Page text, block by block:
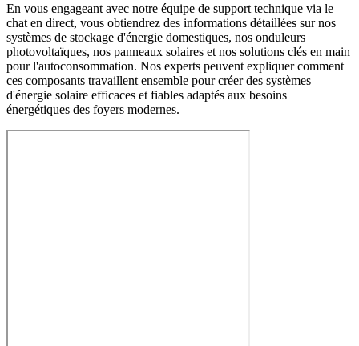
En vous engageant avec notre équipe de support technique via le
chat en direct, vous obtiendrez des informations détaillées sur nos
systèmes de stockage d'énergie domestiques, nos onduleurs
photovoltaïques, nos panneaux solaires et nos solutions clés en main
pour l'autoconsommation. Nos experts peuvent expliquer comment
ces composants travaillent ensemble pour créer des systèmes
d'énergie solaire efficaces et fiables adaptés aux besoins
énergétiques des foyers modernes.